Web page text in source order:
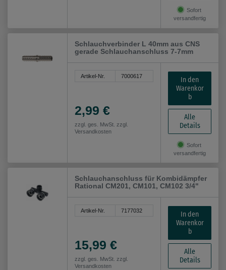
Sofort
versandfertig
Schlauchverbinder L 40mm aus CNS
gerade Schlauchanschluss 7-7mm
Artikel-Nr. 7000617
2,99 €
zzgl. ges. MwSt. zzgl.
Versandkosten
In den
Warenkor
b
Alle
Details
Sofort
versandfertig
Schlauchanschluss für Kombidämpfer
Rational CM201, CM101, CM102 3/4"
Artikel-Nr. 7177032
15,99 €
zzgl. ges. MwSt. zzgl.
Versandkosten
In den
Warenkor
b
Alle
Details